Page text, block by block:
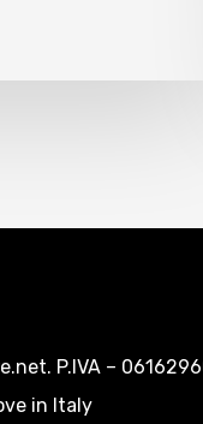
P.IVA –
in Italy